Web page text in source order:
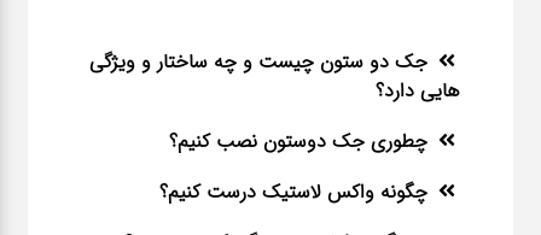
جک دو ستون چیست و چه ساختار و ویژگی
هایی دارد؟
چطوری جک دوستون نصب کنیم؟
چگونه واکس لاستیک درست کنیم؟